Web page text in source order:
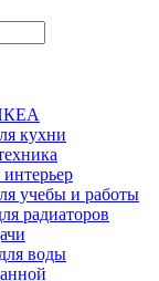
кухни
учебы и работы
радиаторов
воды